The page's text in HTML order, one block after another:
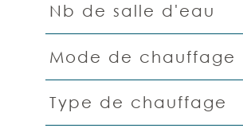
Nb de salle d'eau
Mode de chauffage
Type de chauffage